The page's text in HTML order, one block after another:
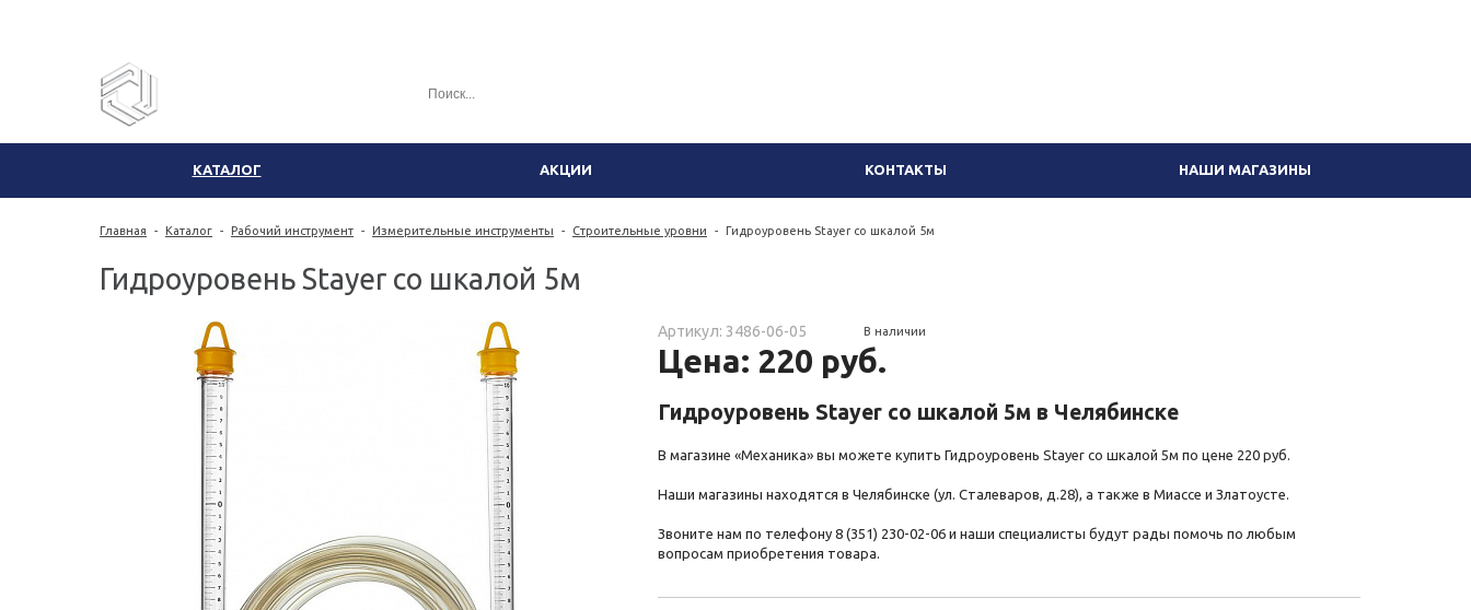
КАТАЛОГ АКЦИИ КОНТАКТЫ НАШИ МАГАЗИНЫ
Главная - Каталог - Рабочий инструмент - Измерительные инструменты - Строительные уровни - Гидроуровень Stayer со шкалой 5м
Гидроуровень Stayer со шкалой 5м
Артикул: 3486-06-05 В наличии
Цена: 220 руб.
Гидроуровень Stayer со шкалой 5м в Челябинске
В магазине «Механика» вы можете купить Гидроуровень Stayer со шкалой 5м по цене 220 руб.
Наши магазины находятся в Челябинске (ул. Сталеваров, д.28), а также в Миассе и Златоусте.
Звоните нам по телефону 8 (351) 230-02-06 и наши специалисты будут рады помочь по любым
вопросам приобретения товара.